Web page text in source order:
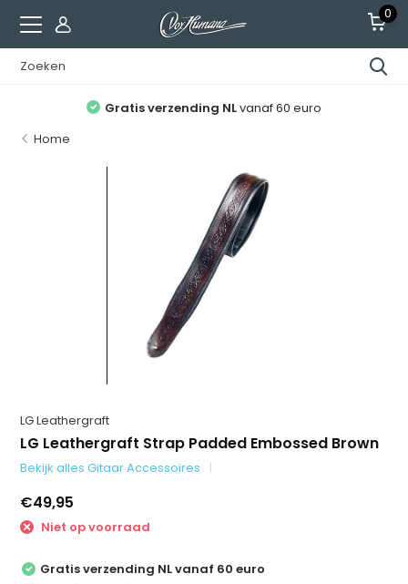
0
Gratis verzending NLvanaf 60 euro
Home
LG Leathergraft
LG Leathergraft Strap Padded Embossed Brown
Bekijk alles Gitaar Accessoires
€49,95
Niet op voorraad
Gratis verzending NL vanaf 60 euro